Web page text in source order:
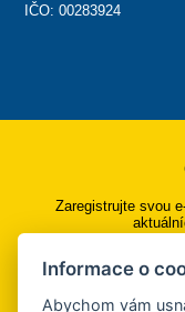
IČO: 00283924
Zaregistrujte svou
Informace o
Abychom vám